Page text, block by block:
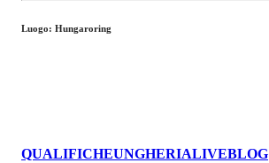
Luogo: Hungaroring
QUALIFICHEUNGHERIALIVEBLOG